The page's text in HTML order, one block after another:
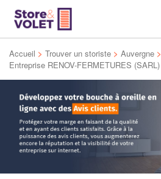
Accueil > Trouver un storiste > Auvergne >
Entreprise RENOV-FERMETURES (SARL)